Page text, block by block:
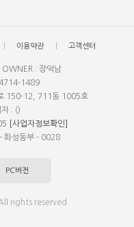
이용약관 고객센터
: 장덕남
1489
150-12, 711동 1005호
: ()
[사업자정보확인]
화성동부 - 0028
PC버전
rights reserved